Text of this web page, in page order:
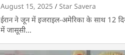
August 15, 2025 Star Savera
ईरान ने जून में इजराइल-अमेरिका के साथ 12
में जासूसी…